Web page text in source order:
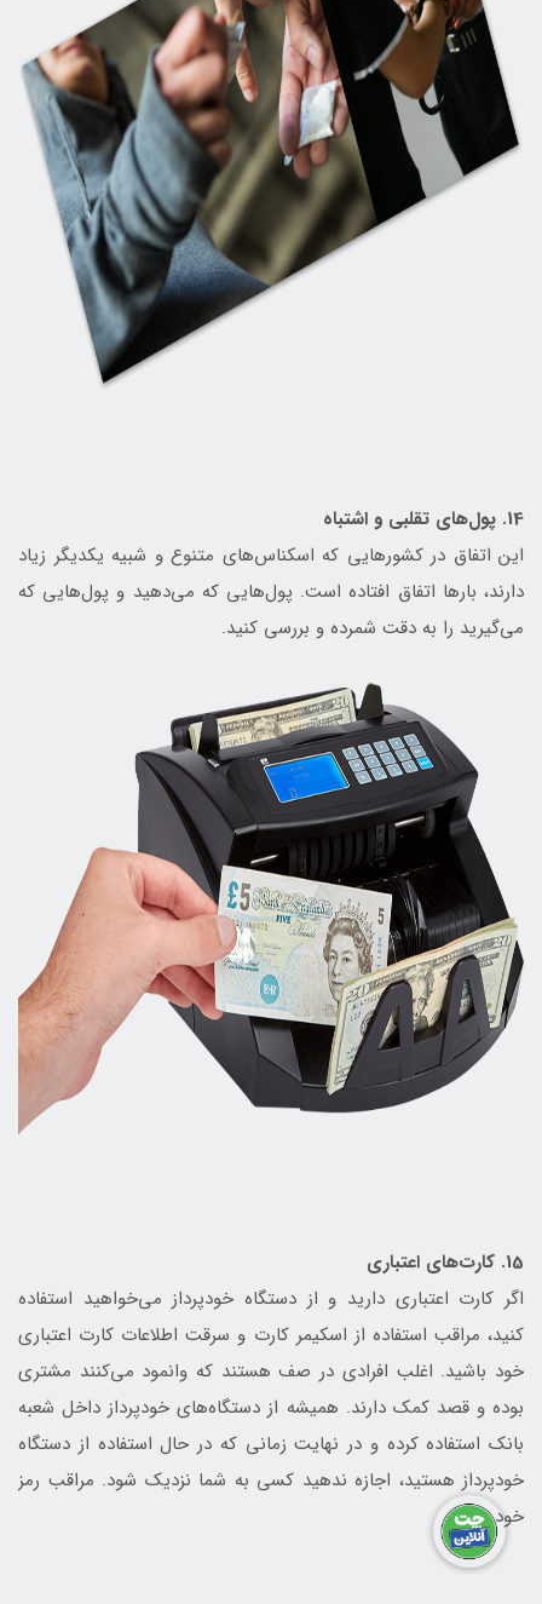
14. پول‌های تقلبی و اشتباه
این اتفاق در کشورهایی که اسکناس‌های متنوع و شبیه یکدیگر زیاد
دارند، بارها اتفاق افتاده است. پول‌هایی که می‌دهید و پول‌هایی که
می‌گیرید را به دقت شمرده و بررسی کنید.
15. کارت‌های اعتباری
اگر کارت اعتباری دارید و از دستگاه خودپرداز می‌خواهید استفاده
کنید، مراقب استفاده از اسکیمر کارت و سرقت اطلاعات کارت اعتباری
خود باشید. اغلب افرادی در صف هستند که وانمود می‌کنند مشتری
بوده و قصد کمک دارند. همیشه از دستگاه‌های خودپرداز داخل شعبه
بانک استفاده کرده و در نهایت زمانی که در حال استفاده از دستگاه
خودپرداز هستید، اجازه ندهید کسی به شما نزدیک شود. مراقب رمز
خود باشید.